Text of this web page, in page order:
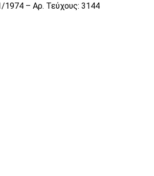
δεν είναι διαθέσιμο για πώληση
1974 – Αρ. Τεύχους: 3144